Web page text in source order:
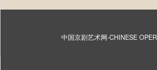
中国京剧艺术网-CHINESE